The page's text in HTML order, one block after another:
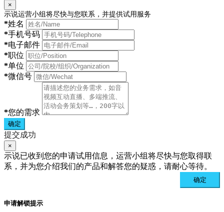
×
示说运营小组将尽快与您联系，并提供试用服务
*姓名
*手机号码
*电子邮件
*职位
*单位
*微信号
*您的需求
确定
提交成功
×
示说已收到您的申请试用信息，运营小组将尽快与您取得联
系，并为您介绍我们的产品和解答您的疑惑，请耐心等待。
确定
申请解锁提示